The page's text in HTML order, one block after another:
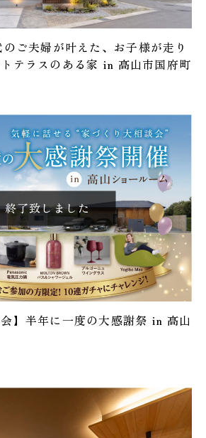
のご夫婦が叶えた、お子様が走り
テラスのある家 in 高山市国府町
会】半年に一度の大感謝祭 in 高山